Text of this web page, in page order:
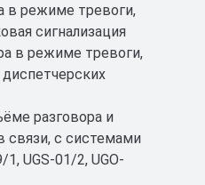
в режиме тревоги,
сигнализация
в режиме тревоги,
разговора и
связи, с системами
UGS-01/2, UGO-